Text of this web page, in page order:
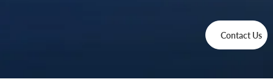
Contact Us